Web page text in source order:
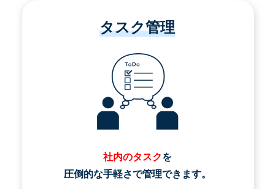
タスク管理
社内のタスクを
圧倒的な手軽さで管理できます。